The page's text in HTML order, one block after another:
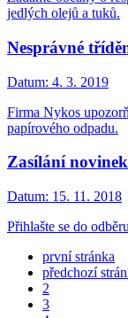
jedlých olejů a tuků.
Nesprávné
Datum: 4. 3. 2019
Firma Nykos
papírového odpadu.
Zasílání
Datum: 15. 11. 2018
Přihlašte se do
první stránka
předchozí
2
3